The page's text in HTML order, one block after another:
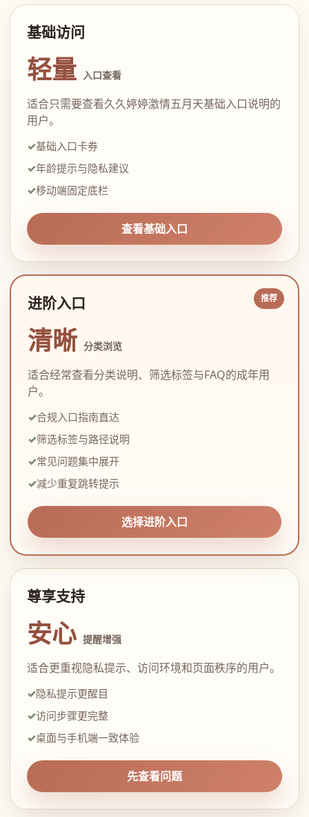
基础访问
轻量 入口查看
适合只需要查看久久婷婷激情五月天基础入口说明的
用户。
基础入口卡券
年龄提示与隐私建议
移动端固定底栏
查看基础入口
进阶入口
清晰 分类浏览
适合经常查看分类说明、筛选标签与FAQ的成年用
户。
合规入口指南直达
筛选标签与路径说明
常见问题集中展开
减少重复跳转提示
选择进阶入口
尊享支持
安心 提醒增强
适合更重视隐私提示、访问环境和页面秩序的用户。
隐私提示更醒目
访问步骤更完整
桌面与手机端一致体验
先查看问题